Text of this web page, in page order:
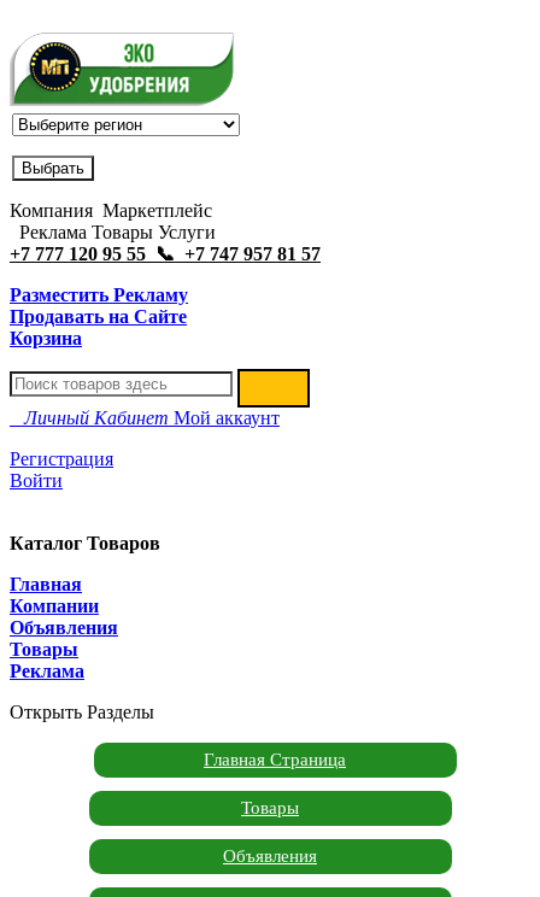
Компания Маркетплейс
Реклама Товары Услуги
+7 777 120 95 55 📞 +7 747 957 81 57
Разместить Рекламу
Продавать на Сайте
Корзина
Личный Кабинет Мой аккаунт
Регистрация
Войти
Каталог Товаров
Главная
Компании
Объявления
Товары
Реклама
Открыть Разделы
Главная Страница
Товары
Объявления